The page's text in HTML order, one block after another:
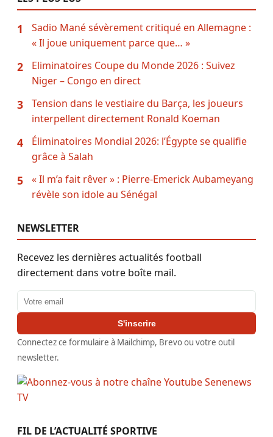
1
Sadio Mané sévèrement critiqué en Allemagne :
« Il joue uniquement parce que… »
2
Eliminatoires Coupe du Monde 2026 : Suivez
Niger – Congo en direct
3
Tension dans le vestiaire du Barça, les joueurs
interpellent directement Ronald Koeman
4
Éliminatoires Mondial 2026: l’Égypte se qualifie
grâce à Salah
5
« Il m’a fait rêver » : Pierre-Emerick Aubameyang
révèle son idole au Sénégal
NEWSLETTER
Recevez les dernières actualités football
directement dans votre boîte mail.
Adresse email
S'inscrire
Connectez ce formulaire à Mailchimp, Brevo ou votre outil
newsletter.
FIL DE L’ACTUALITÉ SPORTIVE